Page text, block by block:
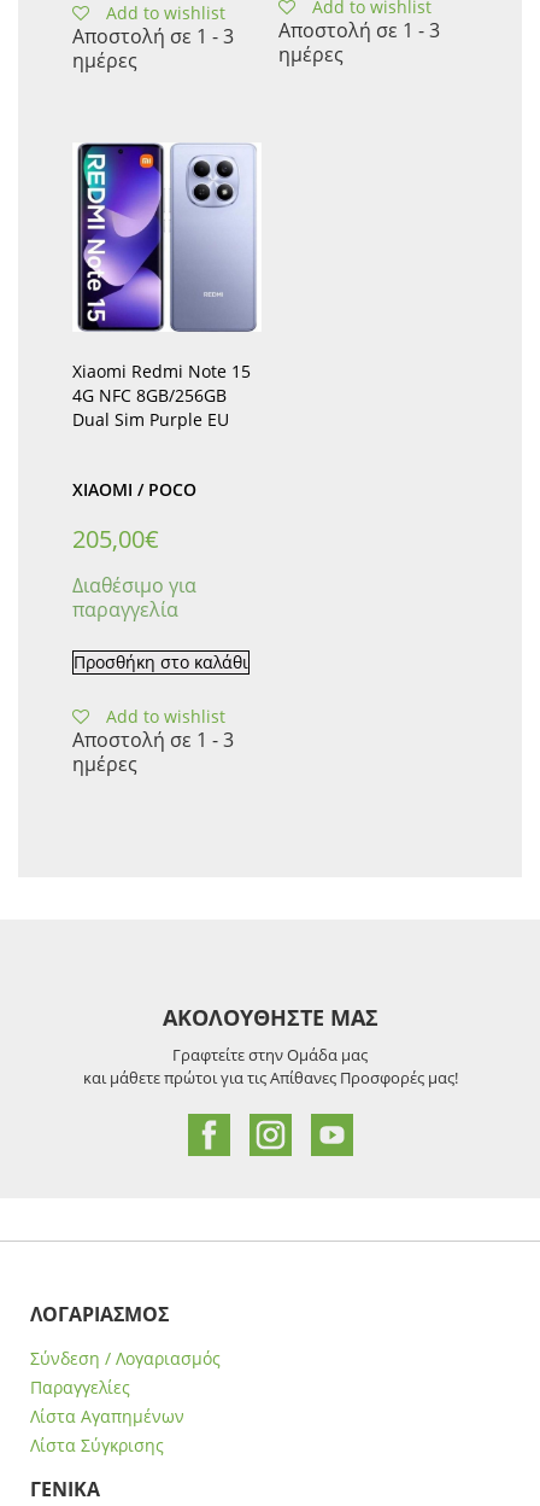
Add to wishlist
Αποστολή σε 1 - 3
ημέρες
Add to wishlist
Αποστολή σε 1 - 3
ημέρες
Xiaomi Redmi Note 15
4G NFC 8GB/256GB
Dual Sim Purple EU
XIAOMI / POCO
205,00€
Διαθέσιμο για
παραγγελία
Προσθήκη στο καλάθι
Add to wishlist
Αποστολή σε 1 - 3
ημέρες
ΑΚΟΛΟΥΘΗΣΤΕ ΜΑΣ
Γραφτείτε στην Ομάδα μας
και μάθετε πρώτοι για τις Απίθανες Προσφορές μας!
ΛΟΓΑΡΙΑΣΜΟΣ
Σύνδεση / Λογαριασμός
Παραγγελίες
Λίστα Αγαπημένων
Λίστα Σύγκρισης
ΓΕΝΙΚΑ